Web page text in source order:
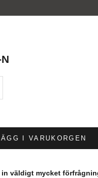
LÄGG I VARUKORGEN
väldigt mycket